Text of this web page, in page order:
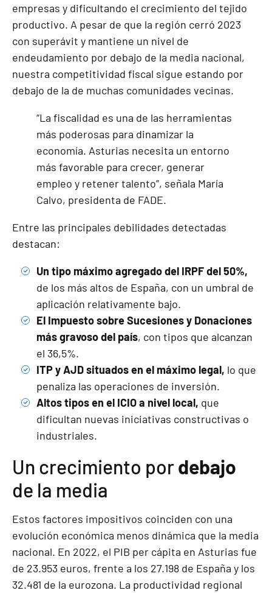
empresas y dificultando el crecimiento del tejido
productivo. A pesar de que la región cerró 2023
con superávit y mantiene un nivel de
endeudamiento por debajo de la media nacional,
nuestra competitividad fiscal sigue estando por
debajo de la de muchas comunidades vecinas.
“La fiscalidad es una de las herramientas
más poderosas para dinamizar la
economía. Asturias necesita un entorno
más favorable para crecer, generar
empleo y retener talento”, señala María
Calvo, presidenta de FADE.
Entre las principales debilidades detectadas
destacan:
Un tipo máximo agregado del IRPF del 50%,
de los más altos de España, con un umbral de
aplicación relativamente bajo.
El Impuesto sobre Sucesiones y Donaciones
más gravoso del país, con tipos que alcanzan
el 36,5%.
ITP y AJD situados en el máximo legal, lo que
penaliza las operaciones de inversión.
Altos tipos en el ICIO a nivel local, que
dificultan nuevas iniciativas constructivas o
industriales.
Un crecimiento pordebajo
de la media
Estos factores impositivos coinciden con una
evolución económica menos dinámica que la media
nacional. En 2022, el PIB per cápita en Asturias fue
de 23.953 euros, frente a los 27.198 de España y los
32.481 de la eurozona. La productividad regional